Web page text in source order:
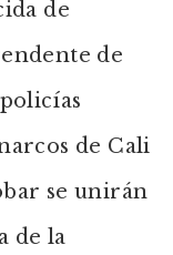
de
de
de Cali
se unirán
de la